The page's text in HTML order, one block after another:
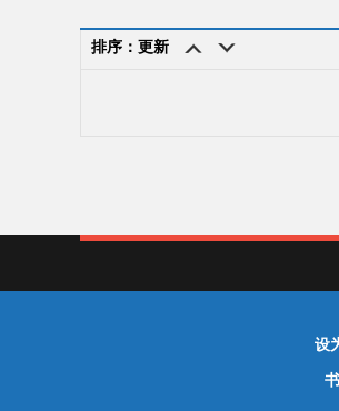
排序：更新
设